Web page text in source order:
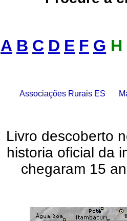
A B C D E F G H
Associações Rurais ES
Livro descoberto
historia oficial da
chegaram 15